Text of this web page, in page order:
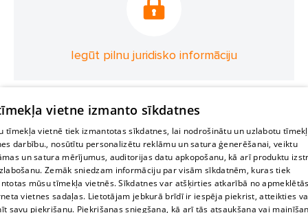
Iegūt pilnu juridisko informāciju
vietne izmanto sīkdatnes
tīmekļa vietnē tiek izmantotas sīkdatnes, lai nodrošinātu un uzlabotu
darbību., nosūtītu personalizētu reklāmu un satura ģenerēšanai, veiktu
un satura mērījumus, auditorijas datu apkopošanu, kā arī produktu
Zemāk sniedzam informāciju par visām sīkdatnēm, kuras tiek
mūsu tīmekļa vietnēs. Sīkdatnes var atšķirties atkarībā no
vietnes sadaļas. Lietotājam jebkurā brīdī ir iespēja piekrist, atteikties
savu piekrišanu. Piekrišanas sniegšana, kā arī tās atsaukšana vai